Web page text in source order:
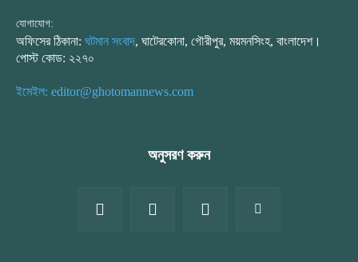
যোগাযোগ:
অফিসের ঠিকানা: ঘটমান সংবাদ, ঘাটেরকোনা, গৌরীপুর, ময়মনসিংহ, বাংলাদেশ।
পোস্ট কোড: ২২৭০
ইমেইল: editor@ghotomannews.com
অনুসরণ করুন